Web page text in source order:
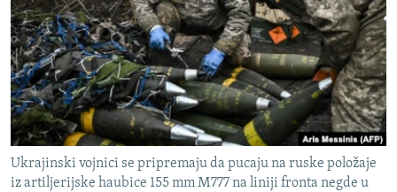
ISPRIČAJ MI
DNEVNO@RSE
SPECIJALI RSE
VIŠE OD NASLOVA
GENOCID U SREBRENICI
POPLAVE I KLIZIŠTA U BIH 2024.
PRATITE NAS
Ukrajinski vojnici se pripremaju da pucaju na ruske položaje
iz artiljerijske haubice 155 mm M777 na liniji fronta negde u